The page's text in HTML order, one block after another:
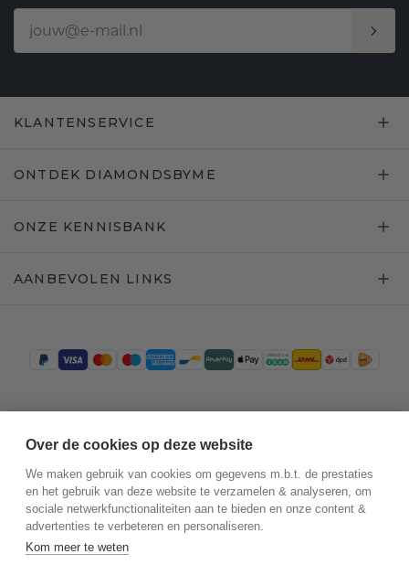
KLANTENSERVICE
ONTDEK DIAMONDSBYME
ONZE KENNISBANK
AANBEVOLEN LINKS
Over de cookies op deze website
We maken gebruik van cookies om gegevens m.b.t. de prestaties
en het gebruik van deze website te verzamelen & analyseren, om
sociale netwerkfunctionaliteiten aan te bieden en onze content &
advertenties te verbeteren en personaliseren.
Kom meer te weten